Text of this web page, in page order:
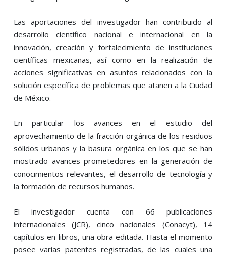
Las aportaciones del investigador han contribuido al
desarrollo científico nacional e internacional en la
innovación, creación y fortalecimiento de instituciones
científicas mexicanas, así como en la realización de
acciones significativas en asuntos relacionados con la
solución específica de problemas que atañen a la Ciudad
de México.
En particular los avances en el estudio del
aprovechamiento de la fracción orgánica de los residuos
sólidos urbanos y la basura orgánica en los que se han
mostrado avances prometedores en la generación de
conocimientos relevantes, el desarrollo de tecnología y
la formación de recursos humanos.
El investigador cuenta con 66 publicaciones
internacionales (JCR), cinco nacionales (Conacyt), 14
capítulos en libros, una obra editada. Hasta el momento
posee varias patentes registradas, de las cuales una